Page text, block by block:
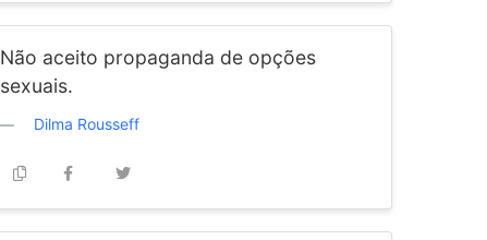
Não aceito propaganda de opções
sexuais.
Dilma Rousseff